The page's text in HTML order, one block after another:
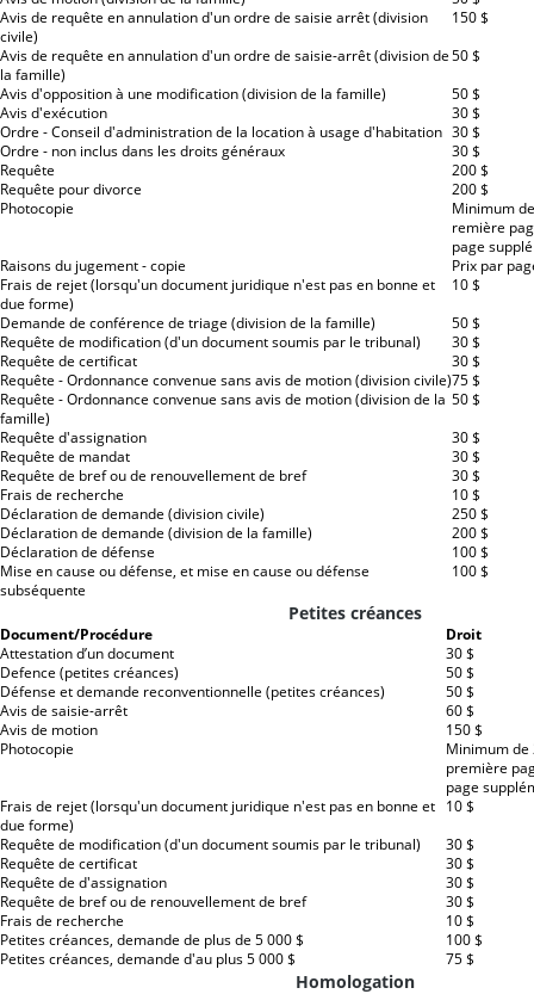
Avis de requête en annulation d'un ordre de saisie arrêt (division
civile)
150 $
Avis de requête en annulation d'un ordre de saisie-arrêt (division de
la famille)
50 $
Avis d'opposition à une modification (division de la famille)
50 $
Avis d'exécution
30 $
Ordre - Conseil d'administration de la location à usage d'habitation 30 $
Ordre - non inclus dans les droits généraux
30 $
Requête
200 $
Requête pour divorce
200 $
Photocopie
Minimum
remière
page
Raisons du jugement - copie
Prix par
Frais de rejet (lorsqu'un document juridique n'est pas en bonne et
due forme)
10 $
Demande de conférence de triage (division de la famille)
50 $
Requête de modification (d'un document soumis par le tribunal)
30 $
Requête de certificat
30 $
Requête - Ordonnance convenue sans avis de motion (division civile)75 $
Requête - Ordonnance convenue sans avis de motion (division de la
famille)
50 $
Requête d'assignation
30 $
Requête de mandat
30 $
Requête de bref ou de renouvellement de bref
30 $
Frais de recherche
10 $
Déclaration de demande (division civile)
250 $
Déclaration de demande (division de la famille)
200 $
Déclaration de défense
100 $
Mise en cause ou défense, et mise en cause ou défense
subséquente
100 $
Petites créances
Document/Procédure
Droit
Attestation d’un document
30 $
Defence (petites créances)
50 $
Défense et demande reconventionnelle (petites créances)
50 $
Avis de saisie-arrêt
60 $
Avis de motion
150 $
Photocopie
Minimum de
première
page
Frais de rejet (lorsqu'un document juridique n'est pas en bonne et
due forme)
10 $
Requête de modification (d'un document soumis par le tribunal)
30 $
Requête de certificat
30 $
Requête de d'assignation
30 $
Requête de bref ou de renouvellement de bref
30 $
Frais de recherche
10 $
Petites créances, demande de plus de 5 000 $
100 $
Petites créances, demande d'au plus 5 000 $
75 $
Homologation